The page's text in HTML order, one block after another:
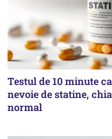
Testul de 10 minute
nevoie de statine,
normal